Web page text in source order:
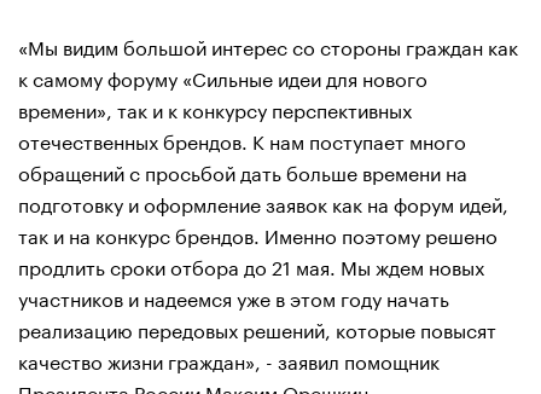
«Мы видим большой интерес со стороны граждан как
к самому форуму «Сильные идеи для нового
времени», так и к конкурсу перспективных
отечественных брендов. К нам поступает много
обращений с просьбой дать больше времени на
подготовку и оформление заявок как на форум идей,
так и на конкурс брендов. Именно поэтому решено
продлить сроки отбора до 21 мая. Мы ждем новых
участников и надеемся уже в этом году начать
реализацию передовых решений, которые повысят
качество жизни граждан», - заявил помощник